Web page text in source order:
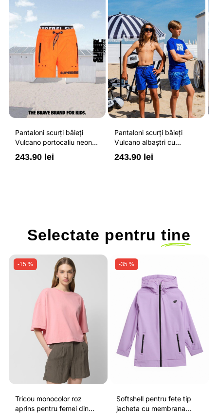
Pantaloni scurți băieți
Vulcano portocaliu neon
cu buzunare cu fermoar,
impermeabili și talie
243.90 lei
Pantaloni scurți băieți
Vulcano albaștri cu
buzunare cu fermoar,
impermeabili și talie
243.90 lei
Selectate pentru tine
-15 %
Tricou monocolor roz
aprins pentru femei din
-35 %
Softshell pentru fete tip
jacheta cu membrana